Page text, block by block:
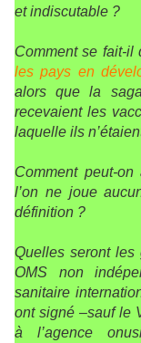
et indiscutable ?
Comment se fait-il
les pays en
alors que la
recevaient les
laquelle ils
Comment peut-
l’on ne joue
définition ?
Quelles seront
OMS non
sanitaire
ont signé –sauf le
à l’agence